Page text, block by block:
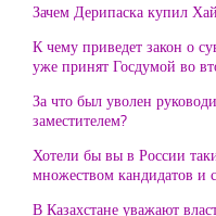
Зачем Дерипаска купил
К чему приведет закон о
уже принят Госдумой во
За что был уволен
заместителем?
Хотели бы вы в России
множеством кандидатов и
В Казахстане уважают